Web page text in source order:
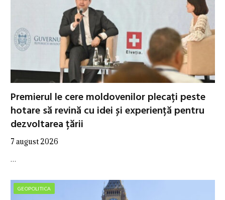
Premierul le cere moldovenilor plecați peste
hotare să revină cu idei și experiență pentru
dezvoltarea țării
7 august 2026
…
GEOPOLITICA